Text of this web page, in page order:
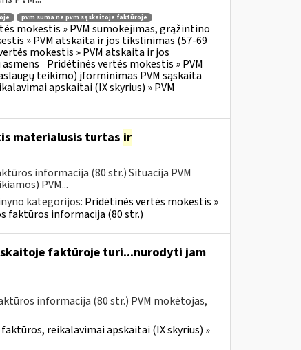
pvm suma ne pvm sąskaitoje faktūroje
mokestis » PVM sumokėjimas, grąžintino
» PVM atskaita ir jos tikslinimas (57-69
mokestis » PVM atskaita ir jos
Pridėtinės vertės mokestis » PVM
teikimo) įforminimas PVM sąskaita
apskaitai (IX skyrius) » PVM
materialusis turtas ir
informacija (80 str.) Situacija PVM
PVM...
kategorijos: Pridėtinės vertės mokestis »
faktūros informacija (80 str.)
faktūroje turi...nurodyti jam
informacija (80 str.) PVM mokėtojas,
reikalavimai apskaitai (IX skyrius) »